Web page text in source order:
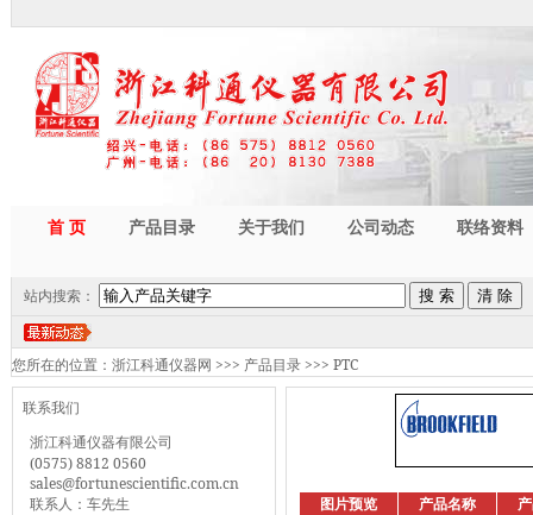
首 页 产品目录 关于我们 公司动态 联络资料
站内搜索：
您所在的位置： 浙江科通仪器网 >>> 产品目录 >>> PTC
联系我们
浙江科通仪器有限公司
(0575) 8812 0560
sales@fortunescientific.com.cn
联系人：车先生
图片预览 产品名称